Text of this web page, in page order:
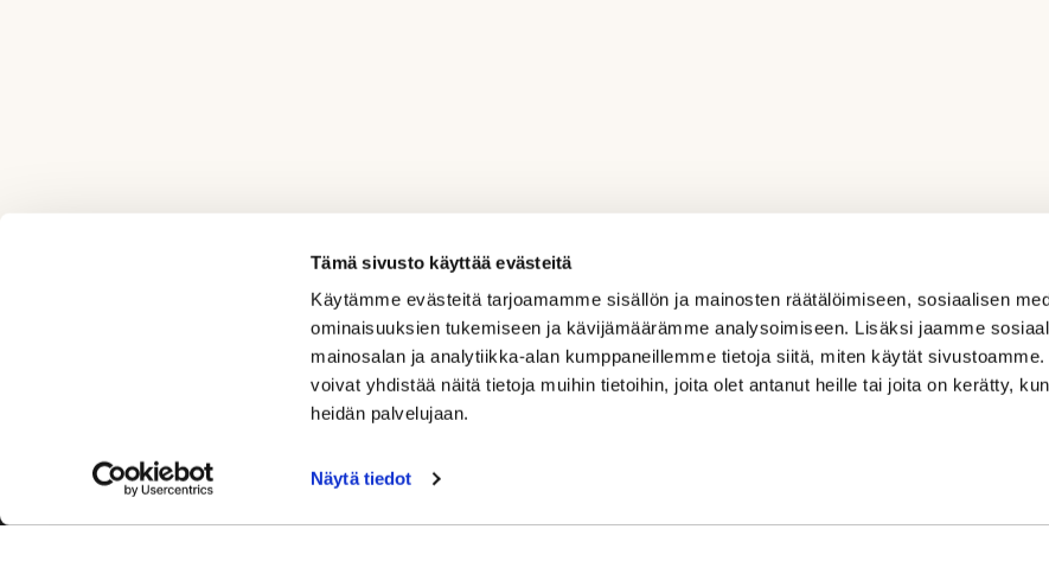
Tämä sivusto käyttää evästeitä
Käytämme evästeitä tarjoamamme sisällön ja mainosten räätälöimiseen, sosiaalisen
ominaisuuksien tukemiseen ja kävijämäärämme analysoimiseen. Lisäksi jaamme
mainosalan ja analytiikka-alan kumppaneillemme tietoja siitä, miten käytät
voivat yhdistää näitä tietoja muihin tietoihin, joita olet antanut heille tai joita on kerätty,
heidän palvelujaan.
Näytä tiedot
+358 50554 9860
office@rockgolf.fi